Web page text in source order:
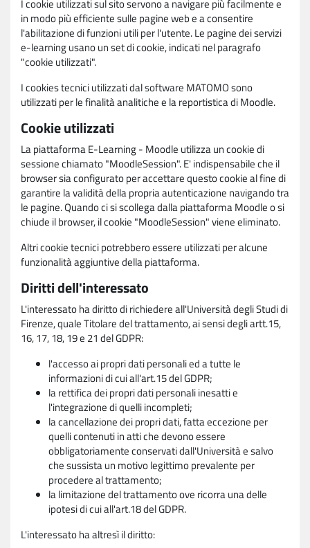
I cookie utilizzati sul sito servono a navigare più facilmente e
in modo più efficiente sulle pagine web e a consentire
l'abilitazione di funzioni utili per l'utente. Le pagine dei servizi
e-learning usano un set di cookie, indicati nel paragrafo
"cookie utilizzati".
I cookies tecnici utilizzati dal software MATOMO sono
utilizzati per le finalità analitiche e la reportistica di Moodle.
Cookie utilizzati
La piattaforma E-Learning - Moodle utilizza un cookie di
sessione chiamato "MoodleSession". E' indispensabile che il
browser sia configurato per accettare questo cookie al fine di
garantire la validità della propria autenticazione navigando tra
le pagine. Quando ci si scollega dalla piattaforma Moodle o si
chiude il browser, il cookie "MoodleSession" viene eliminato.
Altri cookie tecnici potrebbero essere utilizzati per alcune
funzionalità aggiuntive della piattaforma.
Diritti dell'interessato
L'interessato ha diritto di richiedere all'Università degli Studi di
Firenze, quale Titolare del trattamento, ai sensi degli artt.15,
16, 17, 18, 19 e 21 del GDPR:
l'accesso ai propri dati personali ed a tutte le
informazioni di cui all'art.15 del GDPR;
la rettifica dei propri dati personali inesatti e
l'integrazione di quelli incompleti;
la cancellazione dei propri dati, fatta eccezione per
quelli contenuti in atti che devono essere
obbligatoriamente conservati dall'Università e salvo
che sussista un motivo legittimo prevalente per
procedere al trattamento;
la limitazione del trattamento ove ricorra una delle
ipotesi di cui all'art.18 del GDPR.
L'interessato ha altresì il diritto: